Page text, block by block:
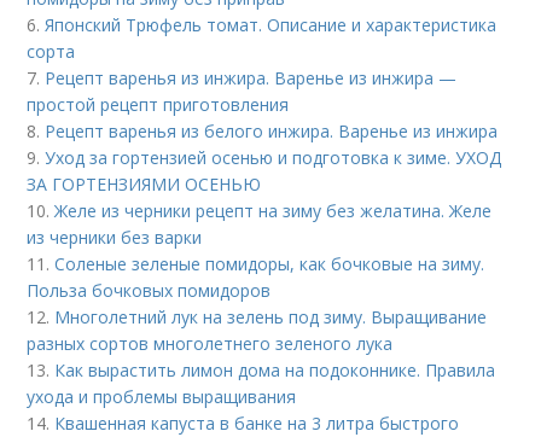
6.Японский Трюфель томат. Описание и характеристика
сорта
7. Рецепт варенья из инжира. Варенье из инжира —
простой рецепт приготовления
8. Рецепт варенья из белого инжира. Варенье из инжира
9.Уход за гортензией осенью и подготовка к зиме. УХОД
ЗА ГОРТЕНЗИЯМИ ОСЕНЬЮ
10.Желе из черники рецепт на зиму без желатина. Желе
из черники без варки
11.Соленые зеленые помидоры, как бочковые на зиму.
Польза бочковых помидоров
12. Многолетний лук на зелень под зиму. Выращивание
разных сортов многолетнего зеленого лука
13. Как вырастить лимон дома на подоконнике. Правила
ухода и проблемы выращивания
14. Квашенная капуста в банке на 3 литра быстрого